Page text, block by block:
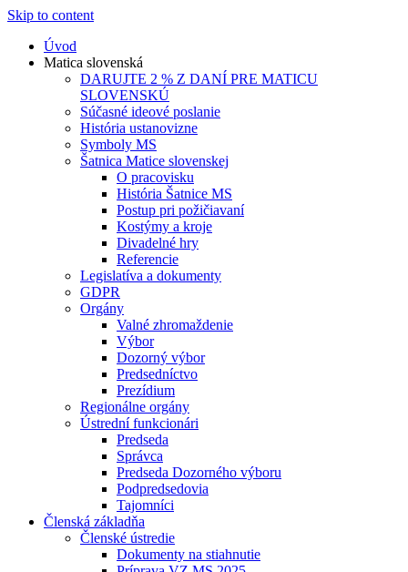
Skip to content
Úvod
Matica slovenská
DARUJTE 2 % Z DANÍ PRE MATICU
SLOVENSKÚ
Súčasné ideové poslanie
História ustanovizne
Symboly MS
Šatnica Matice slovenskej
O pracovisku
História Šatnice MS
Postup pri požičiavaní
Kostýmy a kroje
Divadelné hry
Referencie
Legislatíva a dokumenty
GDPR
Orgány
Valné zhromaždenie
Výbor
Dozorný výbor
Predsedníctvo
Prezídium
Regionálne orgány
Ústrední funkcionári
Predseda
Správca
Predseda Dozorného výboru
Podpredsedovia
Tajomníci
Členská základňa
Členské ústredie
Dokumenty na stiahnutie